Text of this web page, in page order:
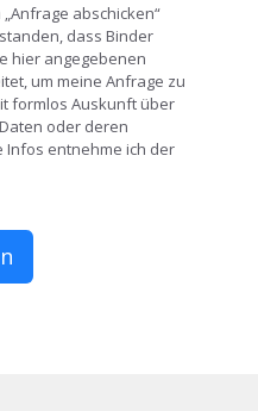
abschicken“
dass Binder
hier angegebenen
um meine Anfrage zu
formlos Auskunft über
oder deren
Infos entnehme ich der